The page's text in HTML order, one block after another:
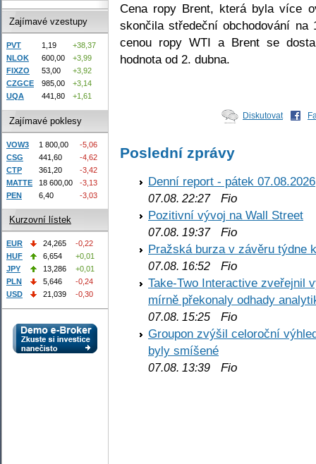
Cena ropy Brent, která byla více
skončila středeční obchodování
cenou ropy WTI a Brent se
hodnota od 2. dubna.
Diskutovat
Poslední zprávy
Denní report - pátek 07.08.2026
07.08. 22:27Fio
Pozitivní vývoj na Wall Street
07.08. 19:37Fio
Pražská burza v závěru týdne
07.08. 16:52 Fio
Take-Two Interactive zveřejnil
mírně překonaly odhady
07.08. 15:25 Fio
Groupon zvýšil celoroční
byly smíšené
07.08. 13:39 Fio
Zajímavé vzestupy
PVT 1,19
+38,37
NLOK
600,00
+3,99
FIXZO
53,00
+3,92
CZGCE
985,00
+3,14
UQA
441,80 +1,61
Zajímavé poklesy
VOW3 1 800,00
-5,06
CSG
441,60
-4,62
CTP
361,20
-3,42
MATTE
18 600,00
-3,13
PEN
6,40 -3,03
Kurzovní lístek
EUR 24,265
-0,22
HUF
6,654
+0,01
JPY
13,286
+0,01
PLN
5,646
-0,24
USD
21,039 -0,30